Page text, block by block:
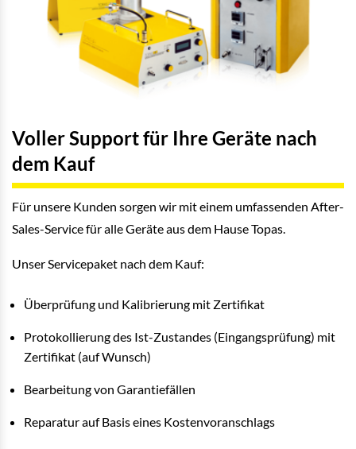
Voller Support für Ihre Geräte nach
dem Kauf
Für unsere Kunden sorgen wir mit einem umfassenden After-
Sales-Service für alle Geräte aus dem Hause Topas.
Unser Servicepaket nach dem Kauf:
Überprüfung und Kalibrierung mit Zertifikat
Protokollierung des Ist-Zustandes (Eingangsprüfung) mit
Zertifikat (auf Wunsch)
Bearbeitung von Garantiefällen
Reparatur auf Basis eines Kostenvoranschlags